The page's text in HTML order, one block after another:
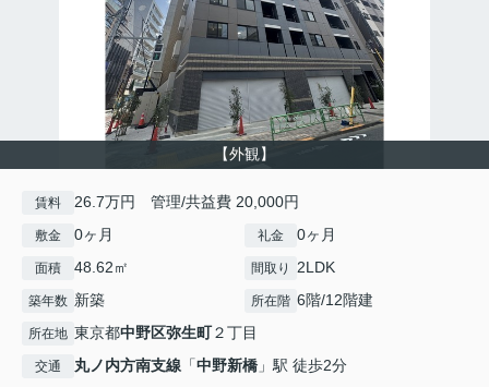
【外観】
賃料 26.7万円 管理/共益費 20,000円
敷金 0ヶ月 礼金 0ヶ月
面積 48.62㎡ 間取り 2LDK
築年数 新築 所在階 6階/12階建
所在地 東京都中野区弥生町２丁目
交通 丸ノ内方南支線 「中野新橋 」駅 徒歩2分